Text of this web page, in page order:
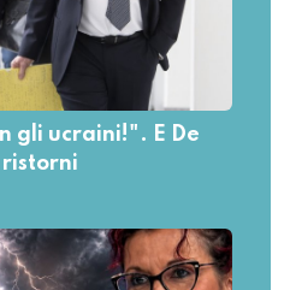
gli ucraini!". E De
ristorni